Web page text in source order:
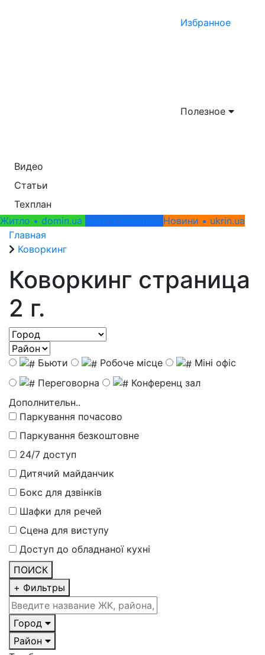
Избранное
Полезное
Видео
Статьи
Техплан
Житло • domin.ua Авто • autoin.ua Новини • ukrin.ua
Главная
Коворкинг
Коворкинг страница
2 г.
Бьюти Робоче місце
Міні офіс
Переговорна
Конференц зал
Дополнительн..
Паркування почасово
Паркування безкоштовне
24/7 доступ
Дитячий майданчик
Бокс для дзвінків
Шафки для речей
Сцена для виступу
Доступ до обладнаної кухні
ПОИСК
+ Фильтры
Город
Район